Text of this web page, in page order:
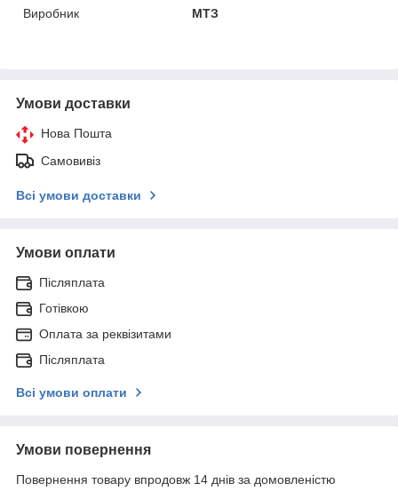
Виробник
МТЗ
Умови доставки
Нова Пошта
Самовивіз
Всі умови доставки
Умови оплати
Післяплата
Готівкою
Оплата за реквізитами
Післяплата
Всі умови оплати
Умови повернення
Повернення товару впродовж 14 днів за домовленістю